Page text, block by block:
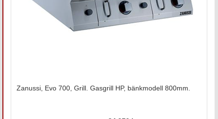
Zanussi, Evo 700, Grill. Gasgrill HP, bänkmodell 800mm.